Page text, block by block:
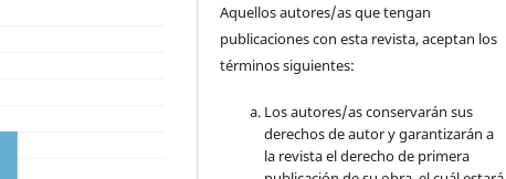
Aquellos autores/as que tengan
publicaciones con esta revista, aceptan los
términos siguientes:
Los autores/as conservarán sus
derechos de autor y garantizarán a
la revista el derecho de primera